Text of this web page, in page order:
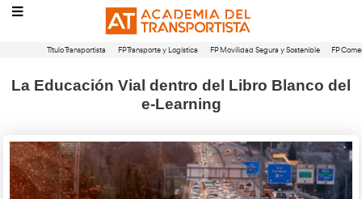
La Educación Vial dentro del Libro